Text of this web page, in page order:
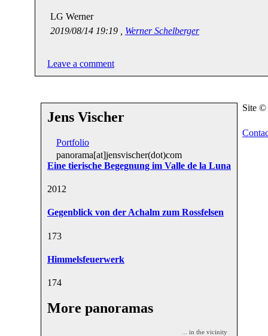
LG Werner
2019/08/14 19:19 , Werner Schelberger
Leave a comment
Jens Vischer
Portfolio
panorama[at]jensvischer(dot)com
Eine tierische Begegnung im Valle de la Luna
2012
Gegenblick von der Achalm zum Rossfelsen
173
Himmelsfeuerwerk
174
More panoramas
... in the vicinity
Site ©